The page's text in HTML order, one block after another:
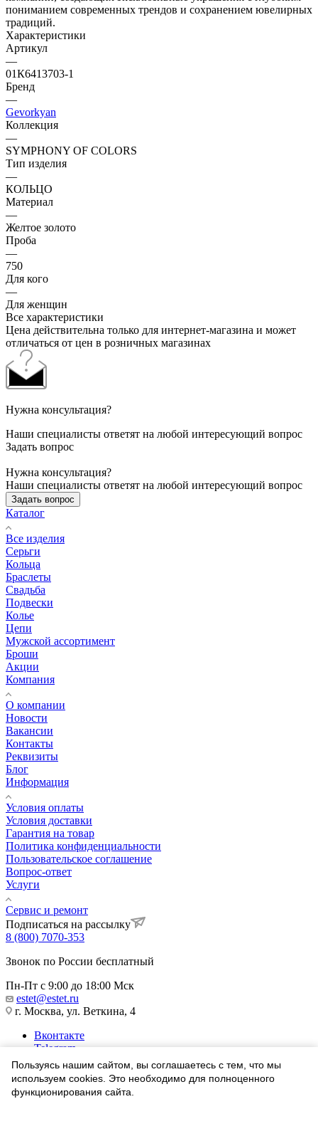
пониманием современных трендов и сохранением ювелирных
традиций.
Характеристики
Артикул
—
01К6413703-1
Бренд
—
Gevorkyan
Коллекция
—
SYMPHONY OF COLORS
Тип изделия
—
КОЛЬЦО
Материал
—
Желтое золото
Проба
—
750
Для кого
—
Для женщин
Все характеристики
Цена действительна только для интернет-магазина и может
отличаться от цен в розничных магазинах
Нужна консультация?
Наши специалисты ответят на любой интересующий вопрос
Задать вопрос
Нужна консультация?
Наши специалисты ответят на любой интересующий вопрос
Задать вопрос
Каталог
Все изделия
Серьги
Кольца
Браслеты
Свадьба
Подвески
Колье
Цепи
Мужской ассортимент
Броши
Акции
Компания
О компании
Новости
Вакансии
Контакты
Реквизиты
Блог
Информация
Условия оплаты
Условия доставки
Гарантия на товар
Политика конфиденциальности
Пользовательское соглашение
Вопрос-ответ
Услуги
Сервис и ремонт
Подписаться на рассылку
8 (800) 7070-353
Звонок по России бесплатный
Пн-Пт с 9:00 до 18:00 Мск
estet@estet.ru
г. Москва, ул. Веткина, 4
Вконтакте
Telegram
Одноклассники
WhatsApp
1991-2026 © Ювелирный Дом ЭСТЕТ
Пользуясь нашим сайтом, вы соглашаетесь с тем, что мы
используем cookies. Это необходимо для полноценного
функционирования сайта.